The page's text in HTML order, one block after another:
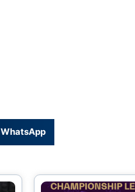
WhatsApp